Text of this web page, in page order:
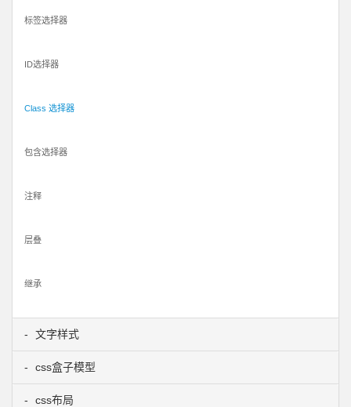
标签选择器
ID选择器
Class 选择器
包含选择器
注释
层叠
继承
文字样式
css盒子模型
css布局